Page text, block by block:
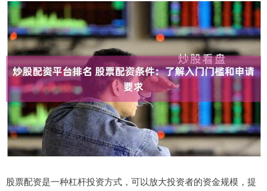
股票配资是一种杠杆投资方式，可以放大投资者的资金规模，提